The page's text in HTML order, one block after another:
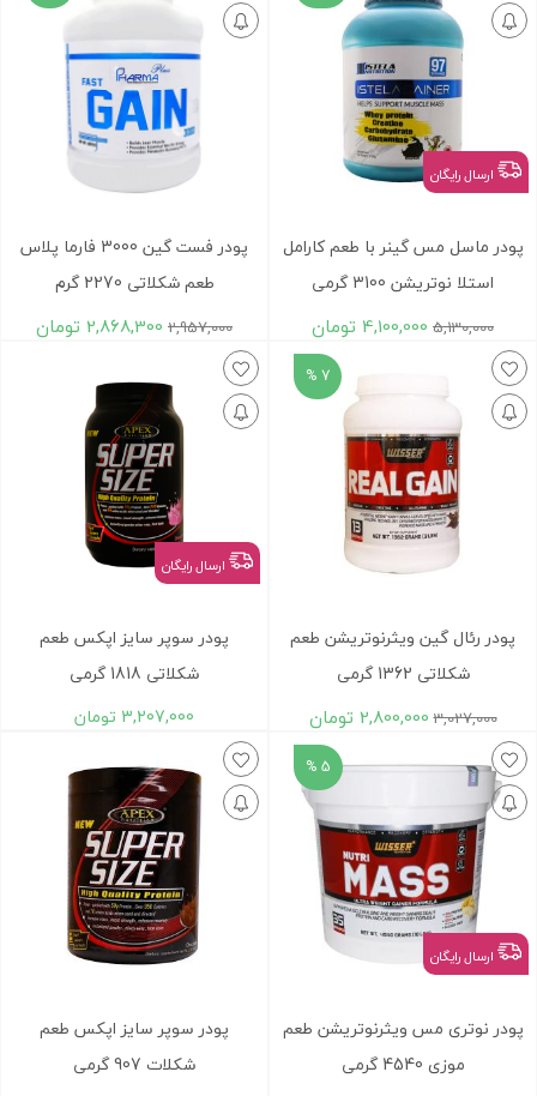
ارسال رایگان
پودر ماسل مس گینر با طعم کارامل
استلا نوتریشن 3100 گرمی
5,130,000
4,100,000 تومان
پودر فست گین 3000 فارما پلاس
طعم شکلاتی 2270 گرم
2,957,000
2,868,300 تومان
7 %
پودر رئال گین ویثرنوتریشن طعم
شکلاتی 1362 گرمی
3,027,000
2,800,000 تومان
ارسال رایگان
پودر سوپر سایز اپکس طعم
شکلاتی 1818 گرمی
3,207,000 تومان
5 %
ارسال رایگان
پودر نوتری مس ویثرنوتریشن طعم
موزی 4540 گرمی
پودر سوپر سایز اپکس طعم
شکلات 907 گرمی